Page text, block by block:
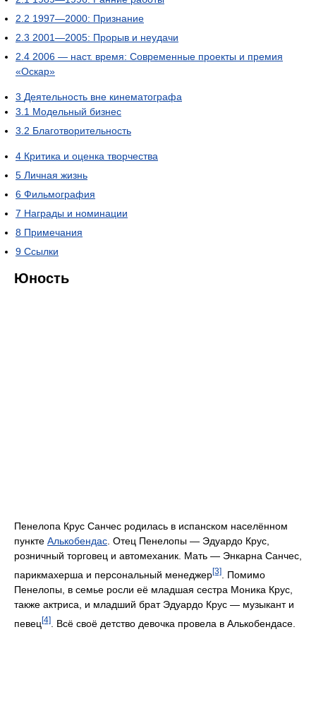
2.2 1997—2000: Признание
2.3 2001—2005: Прорыв и неудачи
2.4 2006 — наст. время: Современные проекты и премия
«Оскар»
3 Деятельность вне кинематографа
3.1 Модельный бизнес
3.2 Благотворительность
4 Критика и оценка творчества
5 Личная жизнь
6 Фильмография
7 Награды и номинации
8 Примечания
9 Ссылки
Юность
Пенелопа Крус Санчес родилась в испанском населённом
пункте Алькобендас. Отец Пенелопы — Эдуардо Крус,
розничный торговец и автомеханик. Мать — Энкарна Санчес,
парикмахерша и персональный менеджер[3]
. Помимо
Пенелопы, в семье росли её младшая сестра Моника Крус,
также актриса, и младший брат Эдуардо Крус — музыкант и
певец[4] . Всё своё детство девочка провела в Алькобендасе.